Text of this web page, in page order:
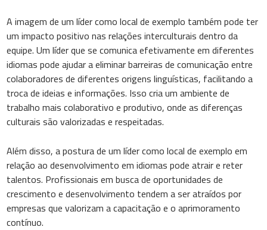
A imagem de um líder como local de exemplo também pode ter
um impacto positivo nas relações interculturais dentro da
equipe. Um líder que se comunica efetivamente em diferentes
idiomas pode ajudar a eliminar barreiras de comunicação entre
colaboradores de diferentes origens linguísticas, facilitando a
troca de ideias e informações. Isso cria um ambiente de
trabalho mais colaborativo e produtivo, onde as diferenças
culturais são valorizadas e respeitadas.
Além disso, a postura de um líder como local de exemplo em
relação ao desenvolvimento em idiomas pode atrair e reter
talentos. Profissionais em busca de oportunidades de
crescimento e desenvolvimento tendem a ser atraídos por
empresas que valorizam a capacitação e o aprimoramento
contínuo.